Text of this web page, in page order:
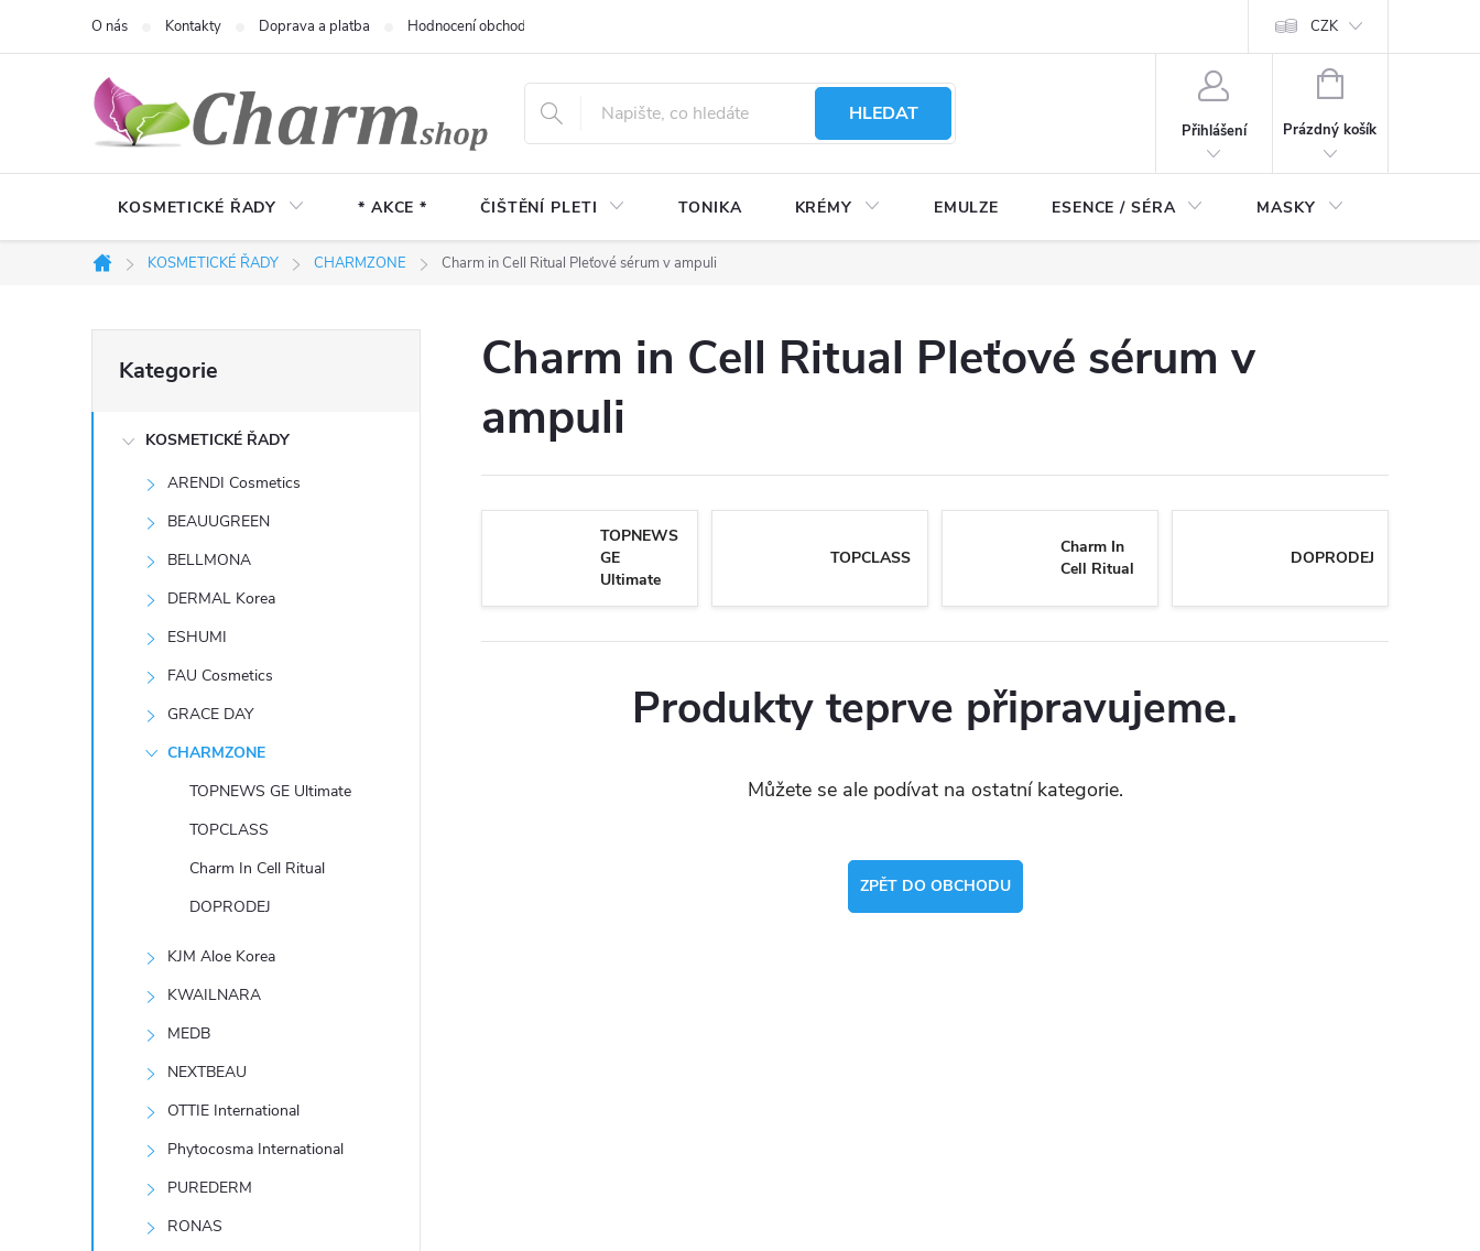
O nás Kontakty Doprava a platba Hodnocení obchodu CZK
HLEDAT
Přihlášení
NÁKUPNÍ
Prázdný košík
KOSMETICKÉ ŘADY * AKCE * ČIŠTĚNÍ PLETI TONIKA KRÉMY EMULZE ESENCE / SÉRA MASKY
Domů
KOSMETICKÉ ŘADY CHARMZONE Charm in Cell Ritual Pleťové sérum v ampuli
o
kategorie
Kategorie
KOSMETICKÉ ŘADY
ARENDI Cosmetics
BEAUUGREEN
BELLMONA
DERMAL Korea
ESHUMI
FAU Cosmetics
GRACE DAY
CHARMZONE
TOPNEWS GE Ultimate
TOPCLASS
Charm In Cell Ritual
DOPRODEJ
KJM Aloe Korea
KWAILNARA
MEDB
NEXTBEAU
OTTIE International
Phytocosma International
PUREDERM
RONAS
Charm in Cell Ritual Pleťové sérum v
ampuli
TOPNEWS
GE
Ultimate
TOPCLASS
Charm In
Cell Ritual
DOPRODEJ
Produkty teprve připravujeme.
Můžete se ale podívat na ostatní kategorie.
ZPĚT DO OBCHODU